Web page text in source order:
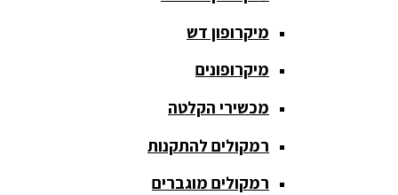
כבלים
ומתאמים
כריזה
ומגפונים
מדונה
אלחוטית
מיקרופון דש
מיקרופונים
מכשירי הקלטה
רמקולים להתקנות
רמקולים מוגברים